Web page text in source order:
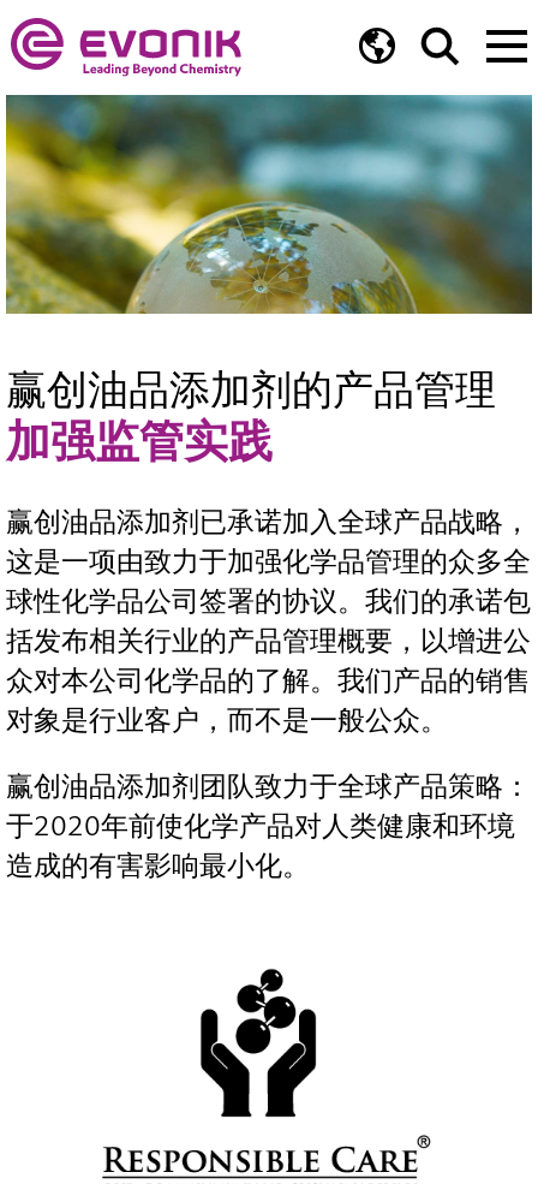
赢创油品添加剂的产品管理
加强监管实践
赢创油品添加剂已承诺加入全球产品战略，
这是一项由致力于加强化学品管理的众多全
球性化学品公司签署的协议。我们的承诺包
括发布相关行业的产品管理概要，以增进公
众对本公司化学品的了解。我们产品的销售
对象是行业客户，而不是一般公众。
赢创油品添加剂团队致力于全球产品策略：
于2020年前使化学产品对人类健康和环境
造成的有害影响最小化。